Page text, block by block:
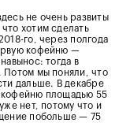
не очень развиты
хотим сделать
го, через полгода
кофейню —
тогда в
Потом мы поняли, что
дальше. В декабре
кофейню площадью 55
нет, потому что и
побольше — 75